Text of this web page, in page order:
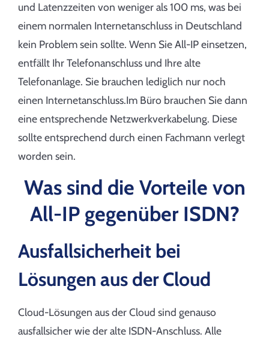
und Latenzzeiten von weniger als 100 ms, was bei
einem normalen Internetanschluss in Deutschland
kein Problem sein sollte. Wenn Sie All-IP einsetzen,
entfällt Ihr Telefonanschluss und Ihre alte
Telefonanlage. Sie brauchen lediglich nur noch
einen Internetanschluss.Im Büro brauchen Sie dann
eine entsprechende Netzwerkverkabelung. Diese
sollte entsprechend durch einen Fachmann verlegt
worden sein.
Was sind die Vorteile von
All-IP gegenüber ISDN?
Ausfallsicherheit bei
Lösungen aus der Cloud
Cloud-Lösungen aus der Cloud sind genauso
ausfallsicher wie der alte ISDN-Anschluss. Alle